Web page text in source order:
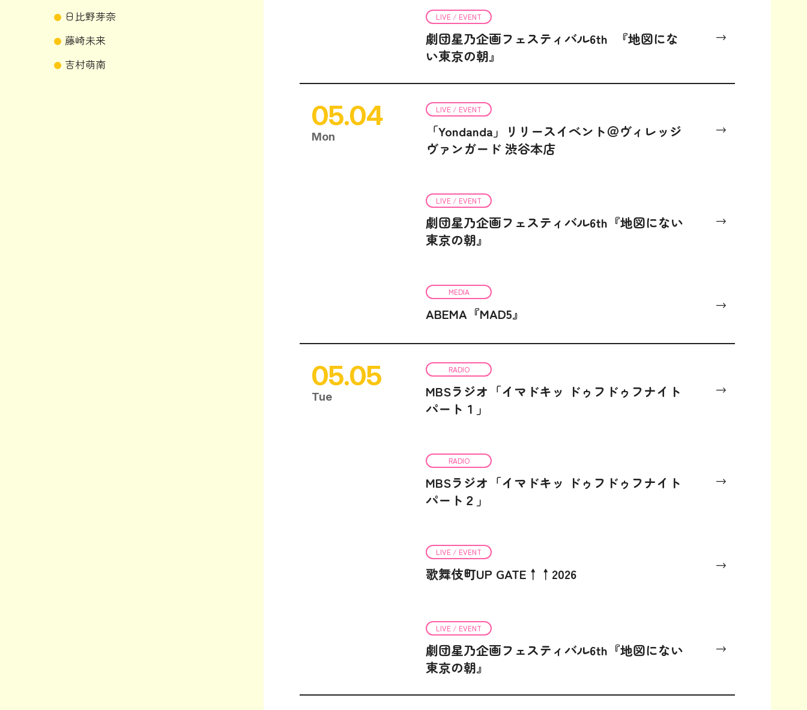
日比野芽奈
藤崎未来
吉村萌南
LIVE / EVENT
劇団星乃企画フェスティバル6th 『地図にな
い東京の朝』
05.04
Mon
LIVE / EVENT
「Yondanda」リリースイベント＠ヴィレッジ
ヴァンガード 渋谷本店
LIVE / EVENT
劇団星乃企画フェスティバル6th『地図にない
東京の朝』
MEDIA
ABEMA『MAD5』
05.05
Tue
RADIO
MBSラジオ「イマドキッ ドゥフドゥフナイト
パート１」
RADIO
MBSラジオ「イマドキッ ドゥフドゥフナイト
パート２」
LIVE / EVENT
歌舞伎町UP GATE↑↑2026
LIVE / EVENT
劇団星乃企画フェスティバル6th『地図にない
東京の朝』